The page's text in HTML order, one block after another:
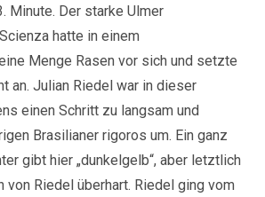
Minute. Der starke Ulmer
hatte in einem
Menge Rasen vor sich und setzte
an. Julian Riedel war in dieser
einen Schritt zu langsam und
Brasilianer rigoros um. Ein ganz
gibt hier „dunkelgelb“, aber letztlich
von Riedel überhart. Riedel ging vom